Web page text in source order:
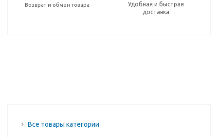
Возврат и обмен товара
Удобная и быстрая
доставка
Все товары категории